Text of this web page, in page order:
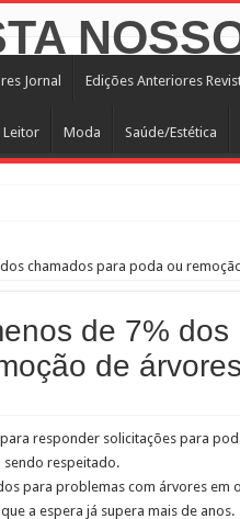
Jornal Edições Anteriores
Leitor Moda Saúde/Estética
mais de 4 mil árvores
pela gastronomia e amor pelo bairro
no Parque Villa-Lobos
para atrair homens aos serviços
SP e Crea-SP com auxílio do
chamados para poda ou
de 7% dos
de árvores
responder solicitações para
sendo respeitado.
para problemas com árvores em
a espera já supera mais de anos.